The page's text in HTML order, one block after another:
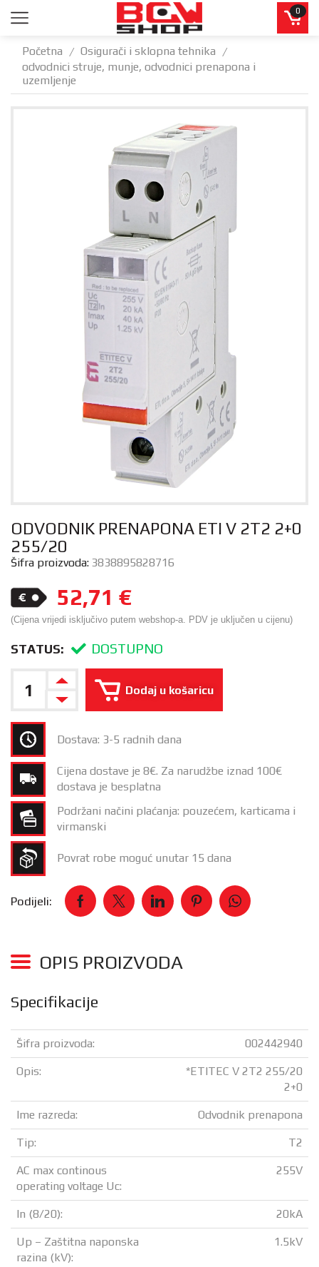
0
Početna / Osigurači i sklopna tehnika /
odvodnici struje, munje, odvodnici prenapona i
uzemljenje
ODVODNIK PRENAPONA ETI V 2T2 2+0
255/20
Šifra proizvoda: 3838895828716
52,71 €
(Cijena vrijedi isključivo putem webshop-a. PDV je uključen u cijenu)
STATUS: DOSTUPNO
Dodaj u košaricu
Dostava: 3-5 radnih dana
Cijena dostave je 8€. Za narudžbe iznad 100€
dostava je besplatna
Podržani načini plaćanja: pouzećem, karticama i
virmanski
Povrat robe moguć unutar 15 dana
Podijeli:
OPIS PROIZVODA
Specifikacije
Šifra proizvoda: 002442940
Opis:
*ETITEC V 2T2 255/20
2+0
Ime razreda: Odvodnik prenapona
Tip: T2
AC max continous
operating voltage Uc:
255V
In (8/20): 20kA
Up – Zaštitna naponska
razina (kV):
1.5kV